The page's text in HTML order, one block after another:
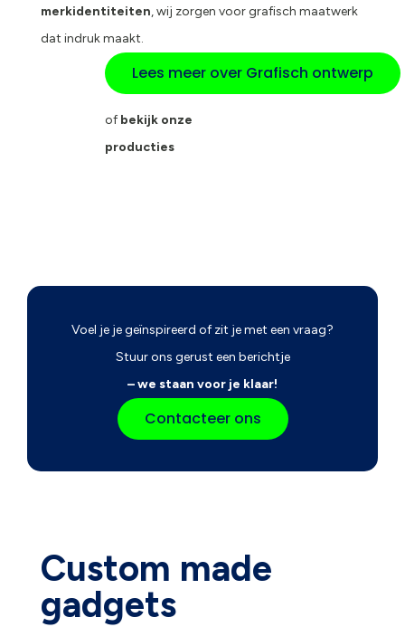
merkidentiteiten, wij zorgen voor grafisch maatwerk
dat indruk maakt.
Lees meer over Grafisch ontwerp
ofbekijk onze
producties
Voel je je geïnspireerd of zit je met een vraag?
Stuur ons gerust een berichtje
– we staan voor je klaar!
Contacteer ons
Custom made
gadgets